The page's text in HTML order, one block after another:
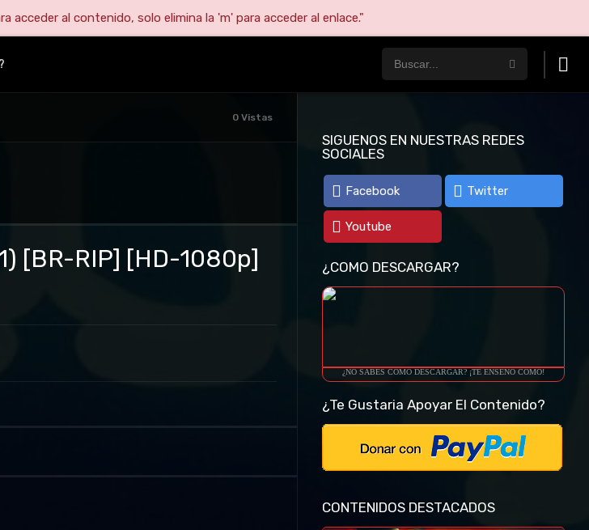
acceder al contenido, solo elimina la 'm' para acceder al enlace."
0 Vistas
[BR-RIP] [HD-1080p]
SIGUENOS EN NUESTRAS REDES
SOCIALES
Facebook Twitter
Youtube
¿COMO DESCARGAR?
¿NO SABES COMO DESCARGAR? ¡TE ENSEÑO COMO!
¿Te Gustaria Apoyar El Contenido?
CONTENIDOS DESTACADOS